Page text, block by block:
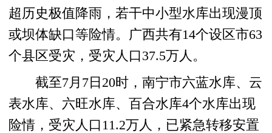
超历史极值降雨，若干中小型水库出现漫顶
或坝体缺口等险情。广西共有14个设区市63
个县区受灾，受灾人口37.5万人。
截至7月7日20时，南宁市六蓝水库、云
表水库、六旺水库、百合水库4个水库出现
险情，受灾人口11.2万人，已紧急转移安置